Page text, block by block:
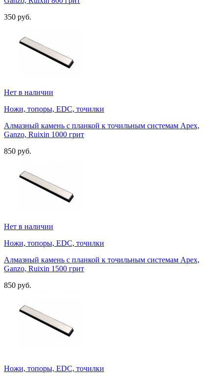
350 руб.
Нет в наличии
Ножи, топоры, EDC, точилки
Алмазный камень с планкой к точильным системам Apex,
Ganzo, Ruixin 1000 грит
850 руб.
Нет в наличии
Ножи, топоры, EDC, точилки
Алмазный камень с планкой к точильным системам Apex,
Ganzo, Ruixin 1500 грит
850 руб.
Ножи, топоры, EDC, точилки